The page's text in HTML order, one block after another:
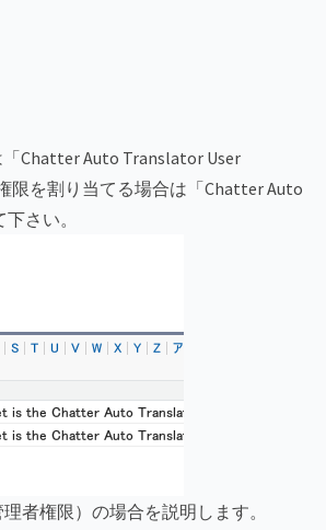
Chatter Auto Translator User
限を割り当てる場合は「Chatter Auto
さい。
者権限）の場合を説明します。